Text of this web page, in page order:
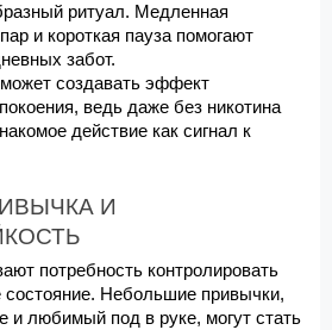
ритуал. Медленная
и короткая пауза помогают
забот.
создавать эффект
ведь даже без никотина
действие как сигнал к
И
потребность контролировать
состояние. Небольшие привычки,
и любимый под в руке, могут стать